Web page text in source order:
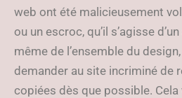
web ont été malicieusement
ou un escroc, qu’il s’agisse
même de l’ensemble du
demander au site incriminé de
copiées dès que possible. Cela